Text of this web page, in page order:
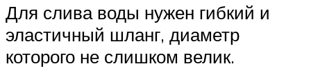
Для слива воды нужен гибкий и
эластичный шланг, диаметр
которого не слишком велик.